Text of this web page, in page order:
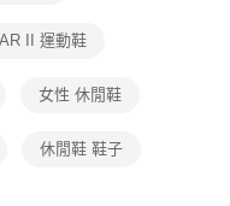
先享後付」服務完成之交
護人之同意方可使用
II 運動鞋
女性 休閒鞋
休閒鞋 鞋子